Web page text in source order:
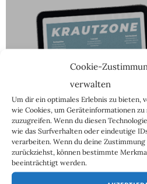
Cookie-
verwalten
Um dir ein optimales Erlebnis zu bieten,
wie Cookies, um Geräteinformationen
zuzugreifen. Wenn du diesen
wie das Surfverhalten oder eindeutige
verarbeiten. Wenn du deine
zurückziehst, können bestimmte
beeinträchtigt werden.
ABOS